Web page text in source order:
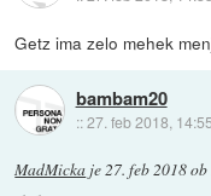
Getz ima zelo mehek
bambam20
::27. feb 2018, 14:55
MadMicka je27. feb 2018